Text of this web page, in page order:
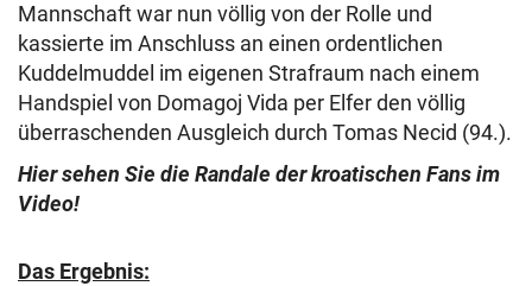
Mannschaft war nun völlig von der Rolle und
kassierte im Anschluss an einen ordentlichen
Kuddelmuddel im eigenen Strafraum nach einem
Handspiel von Domagoj Vida per Elfer den völlig
überraschenden Ausgleich durch Tomas Necid (94.).
Hier sehen Sie die Randale der kroatischen Fans im
Video!
Das Ergebnis: